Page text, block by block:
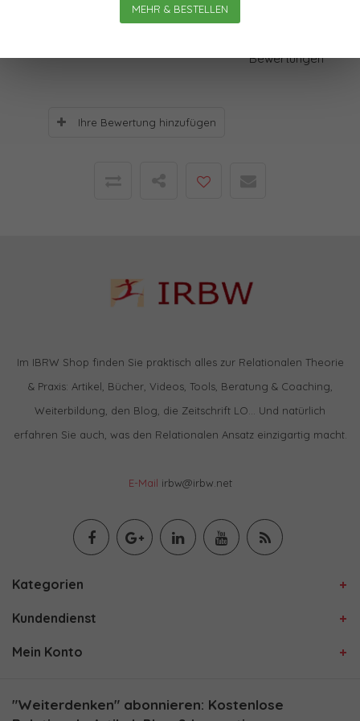
MEHR & BESTELLEN
Bewertungen
Bewertungen
Ihre Bewertung hinzufügen
Im IBRW Shop finden Sie praktisch alles zur Relationalen Theorie
& Praxis: Artikel, Bücher, Videos, Tools, Beratung & Coaching,
Weiterbildung, den Blog, die Zeitschrift LO… Und natürlich
erfahren Sie auch, was den Relationalen Ansatz einzigartig macht.
E-Mail irbw@irbw.net
Kategorien
Kundendienst
Mein Konto
"Weiterdenken" abonnieren: Kostenlose